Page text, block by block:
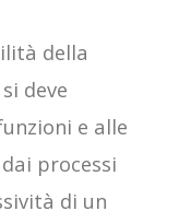
della
deve
e alle
processi
di un